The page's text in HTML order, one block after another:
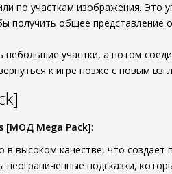
по участкам изображения. Это
получить общее представление
участки, а потом
к игре позже с новым
[МОД Mega Pack]:
высоком качестве, что создает
подсказки,